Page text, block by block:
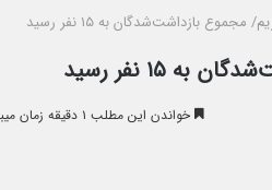
خواندن این مطلب ۱ دقیقه زمان میبرد